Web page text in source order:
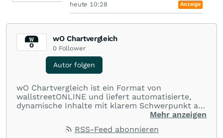
heute 10:28 Anzeige
wO Chartvergleich
0 Follower
Autor folgen
wO Chartvergleich ist ein Format von
wallstreetONLINE und liefert automatisierte,
dynamische Inhalte mit klarem Schwerpunkt auf
Charts und Performance-Vergleiche. Im Fokus
Kursverläufe einer breiten Auswahl an Aktien
Mehr anzeigen
RSS-Feed abonnieren